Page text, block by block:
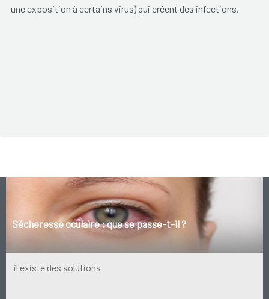
une exposition à certains virus) qui créent des infections.
Sécheresse oculaire : que se passe-t-il ?
il existe des solutions